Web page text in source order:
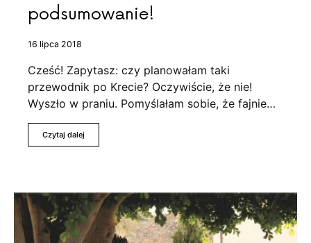
podsumowanie!
16 lipca 2018
Cześć! Zapytasz: czy planowałam taki
przewodnik po Krecie? Oczywiście, że nie!
Wyszło w praniu. Pomyślałam sobie, że fajnie…
Czytaj dalej